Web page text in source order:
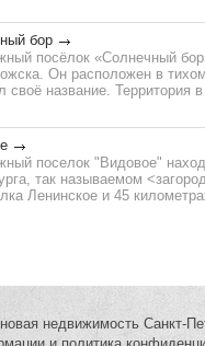
бор
посёлок «Солнечный
Он расположен в
своё название. Территория
поселок "Видовое"
так называемом
Ленинское и 45
недвижимость Санкт-